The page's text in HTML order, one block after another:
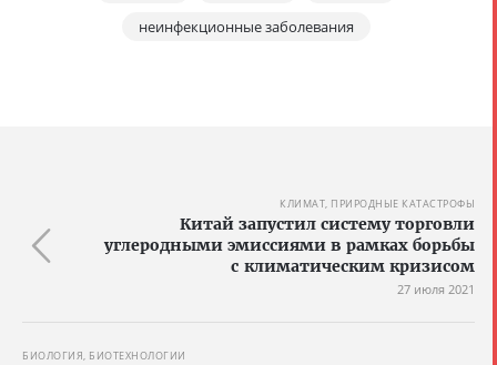
неинфекционные заболевания
КЛИМАТ, ПРИРОДНЫЕ КАТАСТРОФЫ
Китай запустил систему торговли
углеродными эмиссиями в рамках борьбы
с климатическим кризисом
27 июля 2021
БИОЛОГИЯ, БИОТЕХНОЛОГИИ